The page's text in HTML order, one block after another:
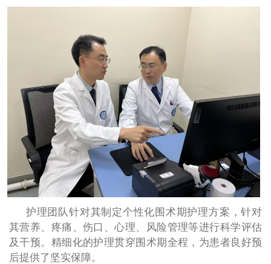
护理团队针对其制定个性化围术期护理方案，针对
其营养、疼痛、伤口、心理、风险管理等进行科学评估
及干预。精细化的护理贯穿围术期全程，为患者良好预
后提供了坚实保障。